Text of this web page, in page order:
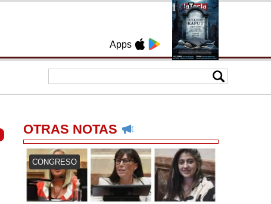
Apps
OTRAS NOTAS
CONGRESO